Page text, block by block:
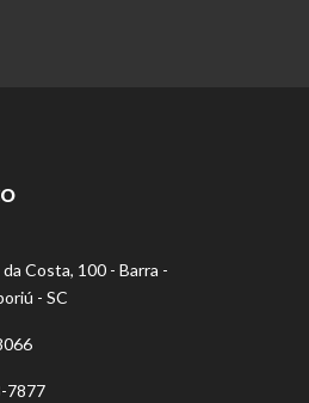
Costa, 100 - Barra -
- SC
7877